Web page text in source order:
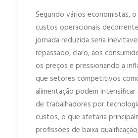
Segundo vários economistas,
custos operacionais
jornada reduzida seria
repassado, claro, aos
os preços e pressionando a
que setores competitivos
alimentação podem
de trabalhadores por
custos, o que afetaria
profissões de baixa